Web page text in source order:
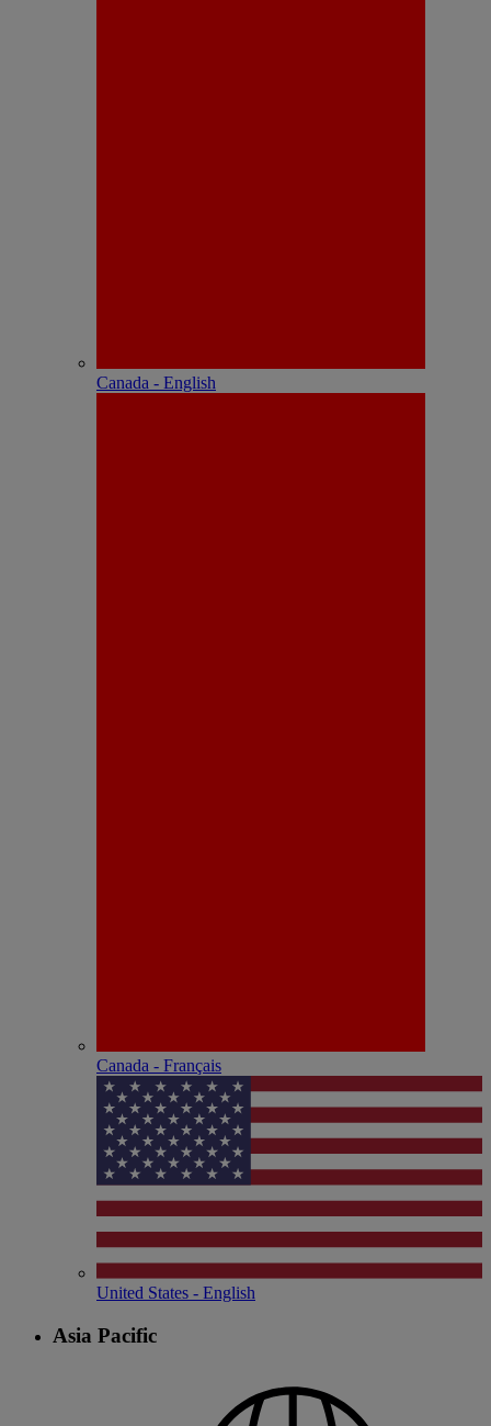
Canada - English
Canada - Français
United States - English
Asia Pacific